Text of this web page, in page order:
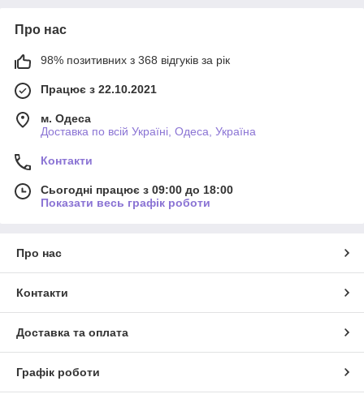
Про нас
98% позитивних з 368 відгуків за рік
Працює з 22.10.2021
м. Одеса
Доставка по всій Україні, Одеса, Україна
Контакти
Сьогодні працює з 09:00 до 18:00
Показати весь графік роботи
Про нас
Контакти
Доставка та оплата
Графік роботи